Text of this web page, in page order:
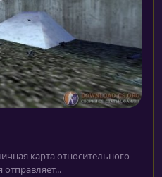
карта относительного